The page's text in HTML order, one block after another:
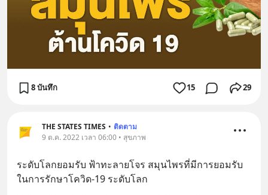
8 บันทึก 15 29
THE STATES TIMES • ติดตาม
9 ต.ค. 2022 เวลา 06:00 • สุขภาพ
ระดับโลกยอมรับ ฟ้าทะลายโจร สมุนไพรที่มีการยอมรับ
ในการรักษาโควิด-19 ระดับโลก